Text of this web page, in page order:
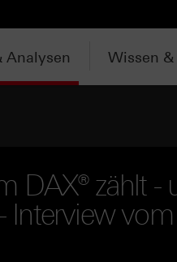
Analysen Wissen &
DAX® zählt -
Interview vom